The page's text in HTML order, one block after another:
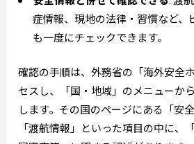
症情報、現地の法律・習慣など、
も一度にチェックできます。
確認の手順は、外務省の「海外安全
セスし、「国・地域」のメニューか
します。その国のページにある「安
「渡航情報」といった項目の中に、